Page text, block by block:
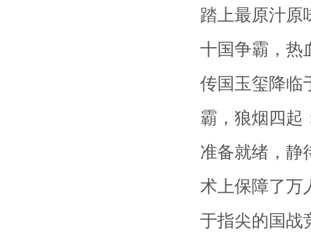
踏上最原汁原
十国争霸，热
传国玉玺降临
霸，狼烟四起
准备就绪，静
术上保障了万
于指尖的国战